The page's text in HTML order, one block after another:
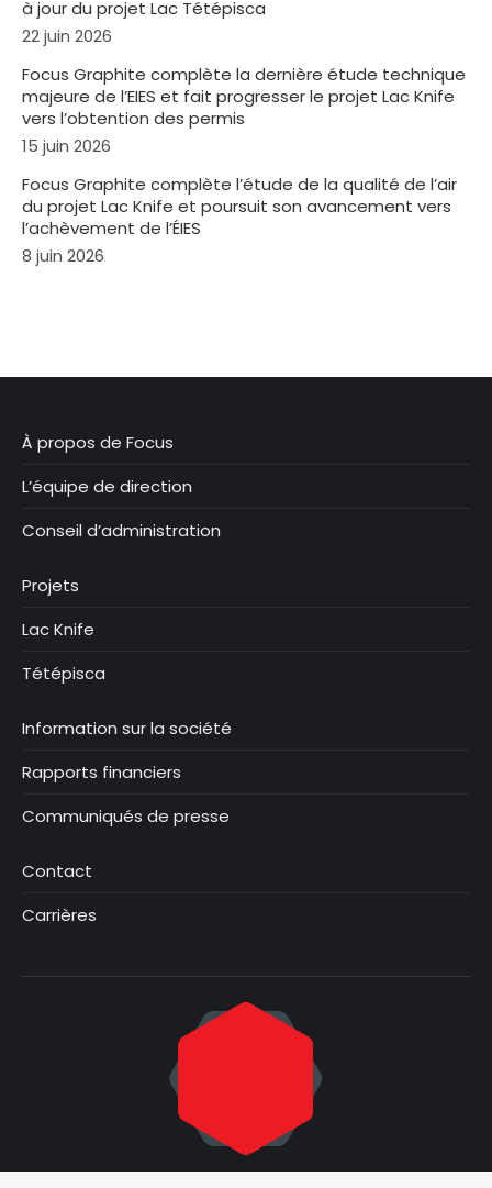
à jour du projet Lac Tétépisca
22 juin 2026
Focus Graphite complète la dernière étude technique
majeure de l’EIES et fait progresser le projet Lac Knife
vers l’obtention des permis
15 juin 2026
Focus Graphite complète l’étude de la qualité de l’air
du projet Lac Knife et poursuit son avancement vers
l’achèvement de l’ÉIES
8 juin 2026
À propos de Focus
L’équipe de direction
Conseil d’administration
Projets
Lac Knife
Tétépisca
Information sur la société
Rapports financiers
Communiqués de presse
Contact
Carrières